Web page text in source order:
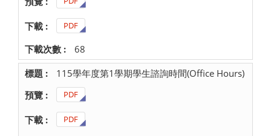
PDF
68
115學年度第1學期學生諮詢時間(Office Hours)
PDF
PDF